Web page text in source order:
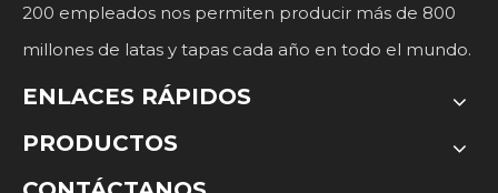
200 empleados nos permiten producir más de 800
millones de latas y tapas cada año en todo el mundo.
ENLACES RÁPIDOS
PRODUCTOS